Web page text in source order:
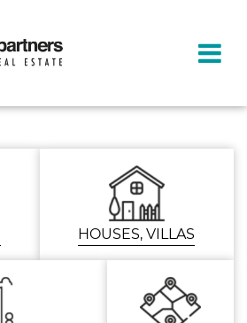
HOUSES, VILLAS